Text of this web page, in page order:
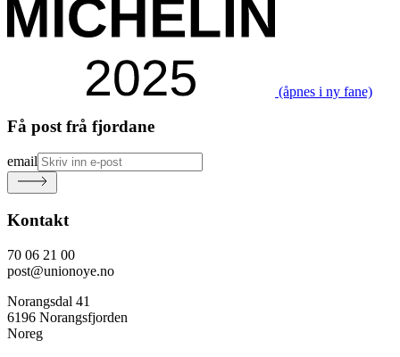
(åpnes i ny fane)
Få post frå fjordane
email
Kontakt
70 06 21 00
post@unionoye.no
Norangsdal 41
6196 Norangsfjorden
Noreg